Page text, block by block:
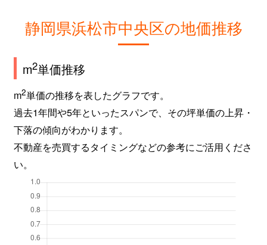
静岡県浜松市中央区の地価推移
m2単価推移
m2単価の推移を表したグラフです。
過去1年間や5年といったスパンで、その坪単価の上昇・
下落の傾向がわかります。
不動産を売買するタイミングなどの参考にご活用くださ
い。